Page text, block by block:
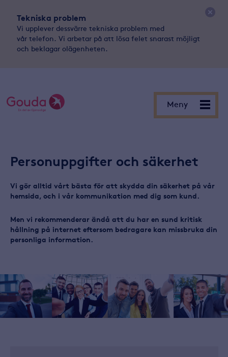
Tekniska problem
Vi upplever dessvärre tekniska problem med
vår telefon. Vi arbetar på att lösa felet snarast möjligt
och beklagar olägenheten.
Meny
Meny
Personuppgifter och säkerhet
Vi gör alltid vårt bästa för att skydda din säkerhet på vår
hemsida, och i vår kommunikation med dig som kund.
Men vi rekommenderar ändå att du har en sund kritisk
hållning på internet eftersom bedragare kan missbruka din
personliga information.